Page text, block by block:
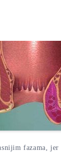
fazama, jer